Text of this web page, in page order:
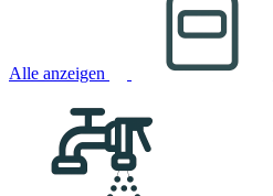
Alle anzeigen